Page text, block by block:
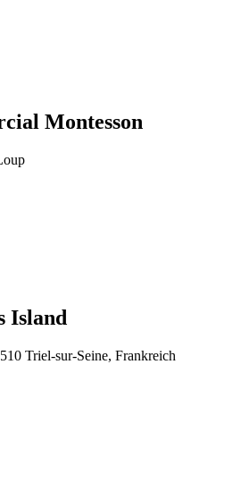
Montesson
Island
Triel-sur-Seine, Frankreich